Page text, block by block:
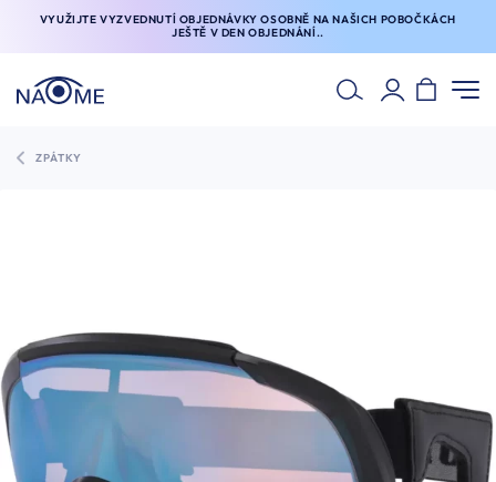
VYUŽIJTE VYZVEDNUTÍ OBJEDNÁVKY OSOBNĚ NA NAŠICH POBOČKÁCH
JEŠTĚ V DEN OBJEDNÁNÍ..
ZPÁTKY